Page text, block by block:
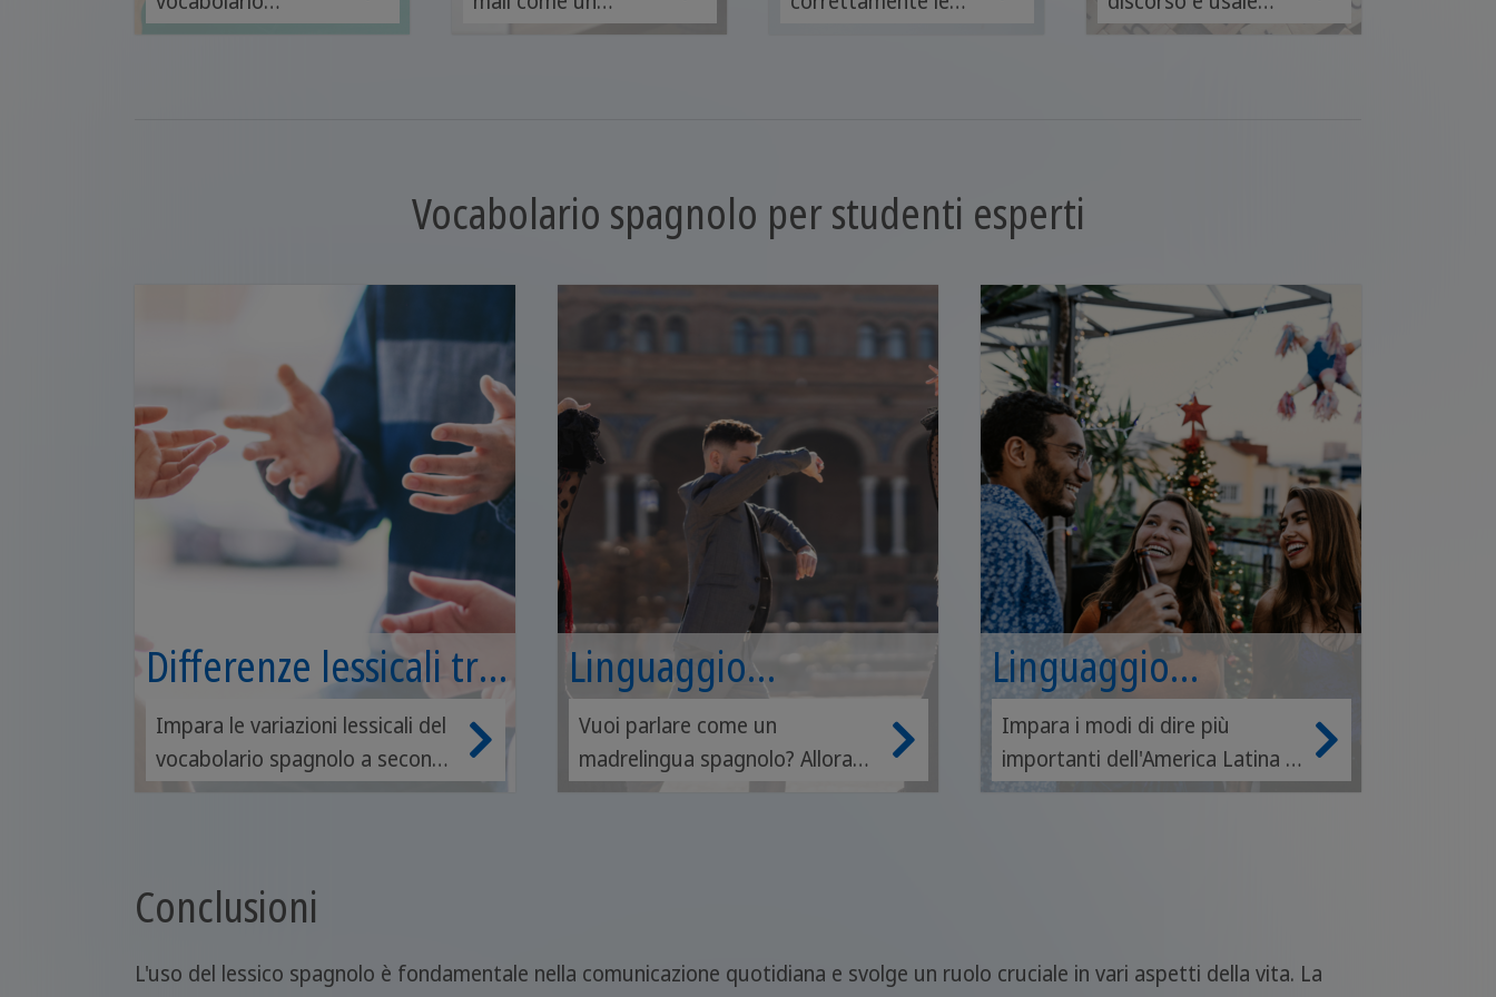
spagnolo: impara il
professionista e
frasi
correttamente nella
Vocabolario spagnolo per studenti esperti
Differenze lessicali tra
Spagna e America
Latina
Impara le variazioni lessicali del
vocabolario spagnolo a seconda
del paese in cui viene parlato.
Linguaggio
colloquiale
Vuoi parlare come un
madrelingua spagnolo? Allora
impara i loro modi di dire
Linguaggio
colloquiale
latinoamericano
Impara i modi di dire più
importanti dell'America Latina e
preparati per il tuo prossimo
Conclusioni
L'uso del lessico spagnolo è fondamentale nella comunicazione quotidiana e svolge un ruolo cruciale in vari aspetti della vita. La